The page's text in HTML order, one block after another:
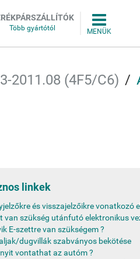
2011.08 (4F5/C6)
linkek
és visszajelzőikre vonatkozó
van szükség utánfutó elektronikus
E-szettre van szükségem ?
dugvillák szabványos bekötése
vontathat az autóm ?